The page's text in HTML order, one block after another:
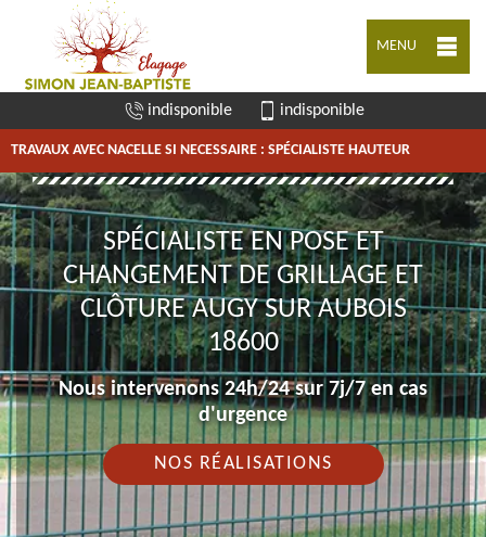
MENU
indisponible indisponible
TRAVAUX AVEC NACELLE SI NECESSAIRE : SPÉCIALISTE HAUTEUR
SPÉCIALISTE EN POSE ET
CHANGEMENT DE GRILLAGE ET
CLÔTURE AUGY SUR AUBOIS
18600
Nous intervenons 24h/24 sur 7j/7 en cas
d'urgence
NOS RÉALISATIONS